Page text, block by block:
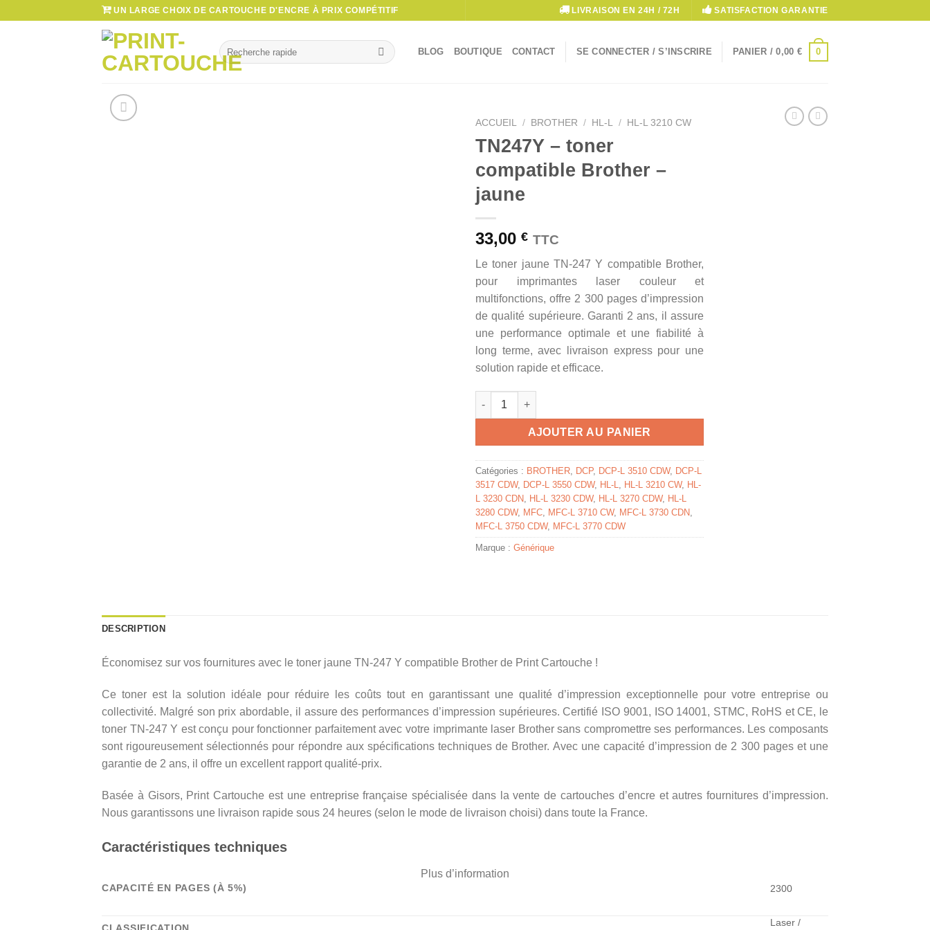
UN LARGE CHOIX DE CARTOUCHE D'ENCRE À PRIX COMPÉTITIF LIVRAISON EN 24H / 72H SATISFACTION GARANTIE
Recherche
pour :
BLOG BOUTIQUE CONTACT SE CONNECTER / S’INSCRIRE PANIER /0,00 € 0
ACCUEIL / BROTHER / HL-L / HL-L 3210 CW
TN247Y – toner
compatible Brother –
jaune
33,00 € TTC
Le toner jaune TN-247 Y compatible Brother,
pour imprimantes laser couleur et
multifonctions, offre 2 300 pages d’impression
de qualité supérieure. Garanti 2 ans, il assure
une performance optimale et une fiabilité à
long terme, avec livraison express pour une
solution rapide et efficace.
quantité de TN247Y - toner compatible Brother - jaune
AJOUTER AU PANIER
Catégories : BROTHER DCP, DCP-L 3510 CDW, DCP-L
3517 CDW, DCP-L 3550 CDW, HL-L HL-L 3210 CW, HL-
L 3230 CDN HL-L 3230 CDW, HL-L 3270 CDW, HL-L
3280 CDW, MFC MFC-L 3710 CW, MFC-L 3730 CDN
MFC-L 3750 CDW, MFC-L 3770 CDW
Marque : Générique
DESCRIPTION
Économisez sur vos fournitures avec le toner jaune TN-247 Y compatible Brother de Print Cartouche !
Ce toner est la solution idéale pour réduire les coûts tout en garantissant une qualité d’impression exceptionnelle pour votre entreprise ou
collectivité. Malgré son prix abordable, il assure des performances d’impression supérieures. Certifié ISO 9001, ISO 14001, STMC, RoHS et CE, le
toner TN-247 Y est conçu pour fonctionner parfaitement avec votre imprimante laser Brother sans compromettre ses performances. Les composants
sont rigoureusement sélectionnés pour répondre aux spécifications techniques de Brother. Avec une capacité d’impression de 2 300 pages et une
garantie de 2 ans, il offre un excellent rapport qualité-prix.
Basée à Gisors, Print Cartouche est une entreprise française spécialisée dans la vente de cartouches d’encre et autres fournitures d’impression.
Nous garantissons une livraison rapide sous 24 heures (selon le mode de livraison choisi) dans toute la France.
Caractéristiques techniques
Plus d’information
CAPACITÉ EN PAGES (À 5%) 2300
CLASSIFICATION
Laser /